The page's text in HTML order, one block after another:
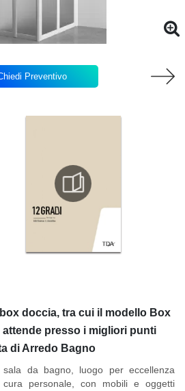
Preventivo
doccia, tra cui il modello Box
presso i migliori punti
di Arredo Bagno
da bagno, luogo per eccellenza
personale, con mobili e oggetti